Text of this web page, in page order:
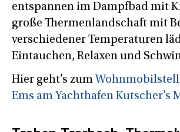
entspannen im Dampfbad mit
große Thermenlandschaft mit
verschiedener Temperaturen
Eintauchen, Relaxen und
Hier geht’s zum
Ems am Yachthafen Kutscher’s